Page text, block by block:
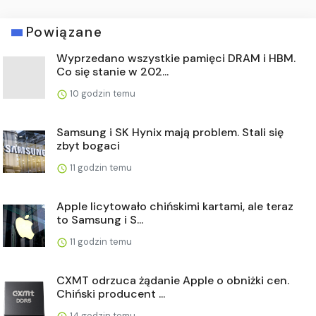
Powiązane
Wyprzedano wszystkie pamięci DRAM i HBM.
Co się stanie w 202...
10 godzin temu
Samsung i SK Hynix mają problem. Stali się
zbyt bogaci
11 godzin temu
Apple licytowało chińskimi kartami, ale teraz
to Samsung i S...
11 godzin temu
CXMT odrzuca żądanie Apple o obniżki cen.
Chiński producent ...